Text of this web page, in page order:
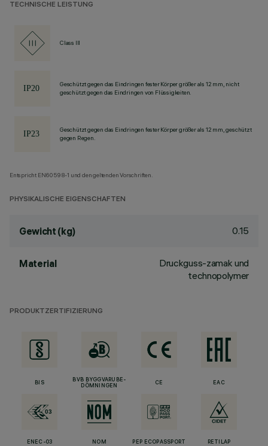
TECHNISCHE LEISTUNG
Class III
Geschützt gegen das Eindringen fester Körper größer als 12 mm, nicht
geschützt gegen das Eindringen von Flüssigkeiten.
Geschützt gegen das Eindringen fester Körper größer als 12 mm, geschützt
gegen Regen.
Entspricht EN60598-1 und den geltenden Vorschriften.
PHYSIKALISCHE EIGENSCHAFTEN
Gewicht (kg) 0.15
Material
Druckguss-zamak und
technopolymer
PRODUKTZERTIFIZIERUNG
BIS
BVB BYGGVARUBE-
DÖMNINGEN
CE EAC
ENEC-03 NOM PEP ECOPASSPORT RETILAP